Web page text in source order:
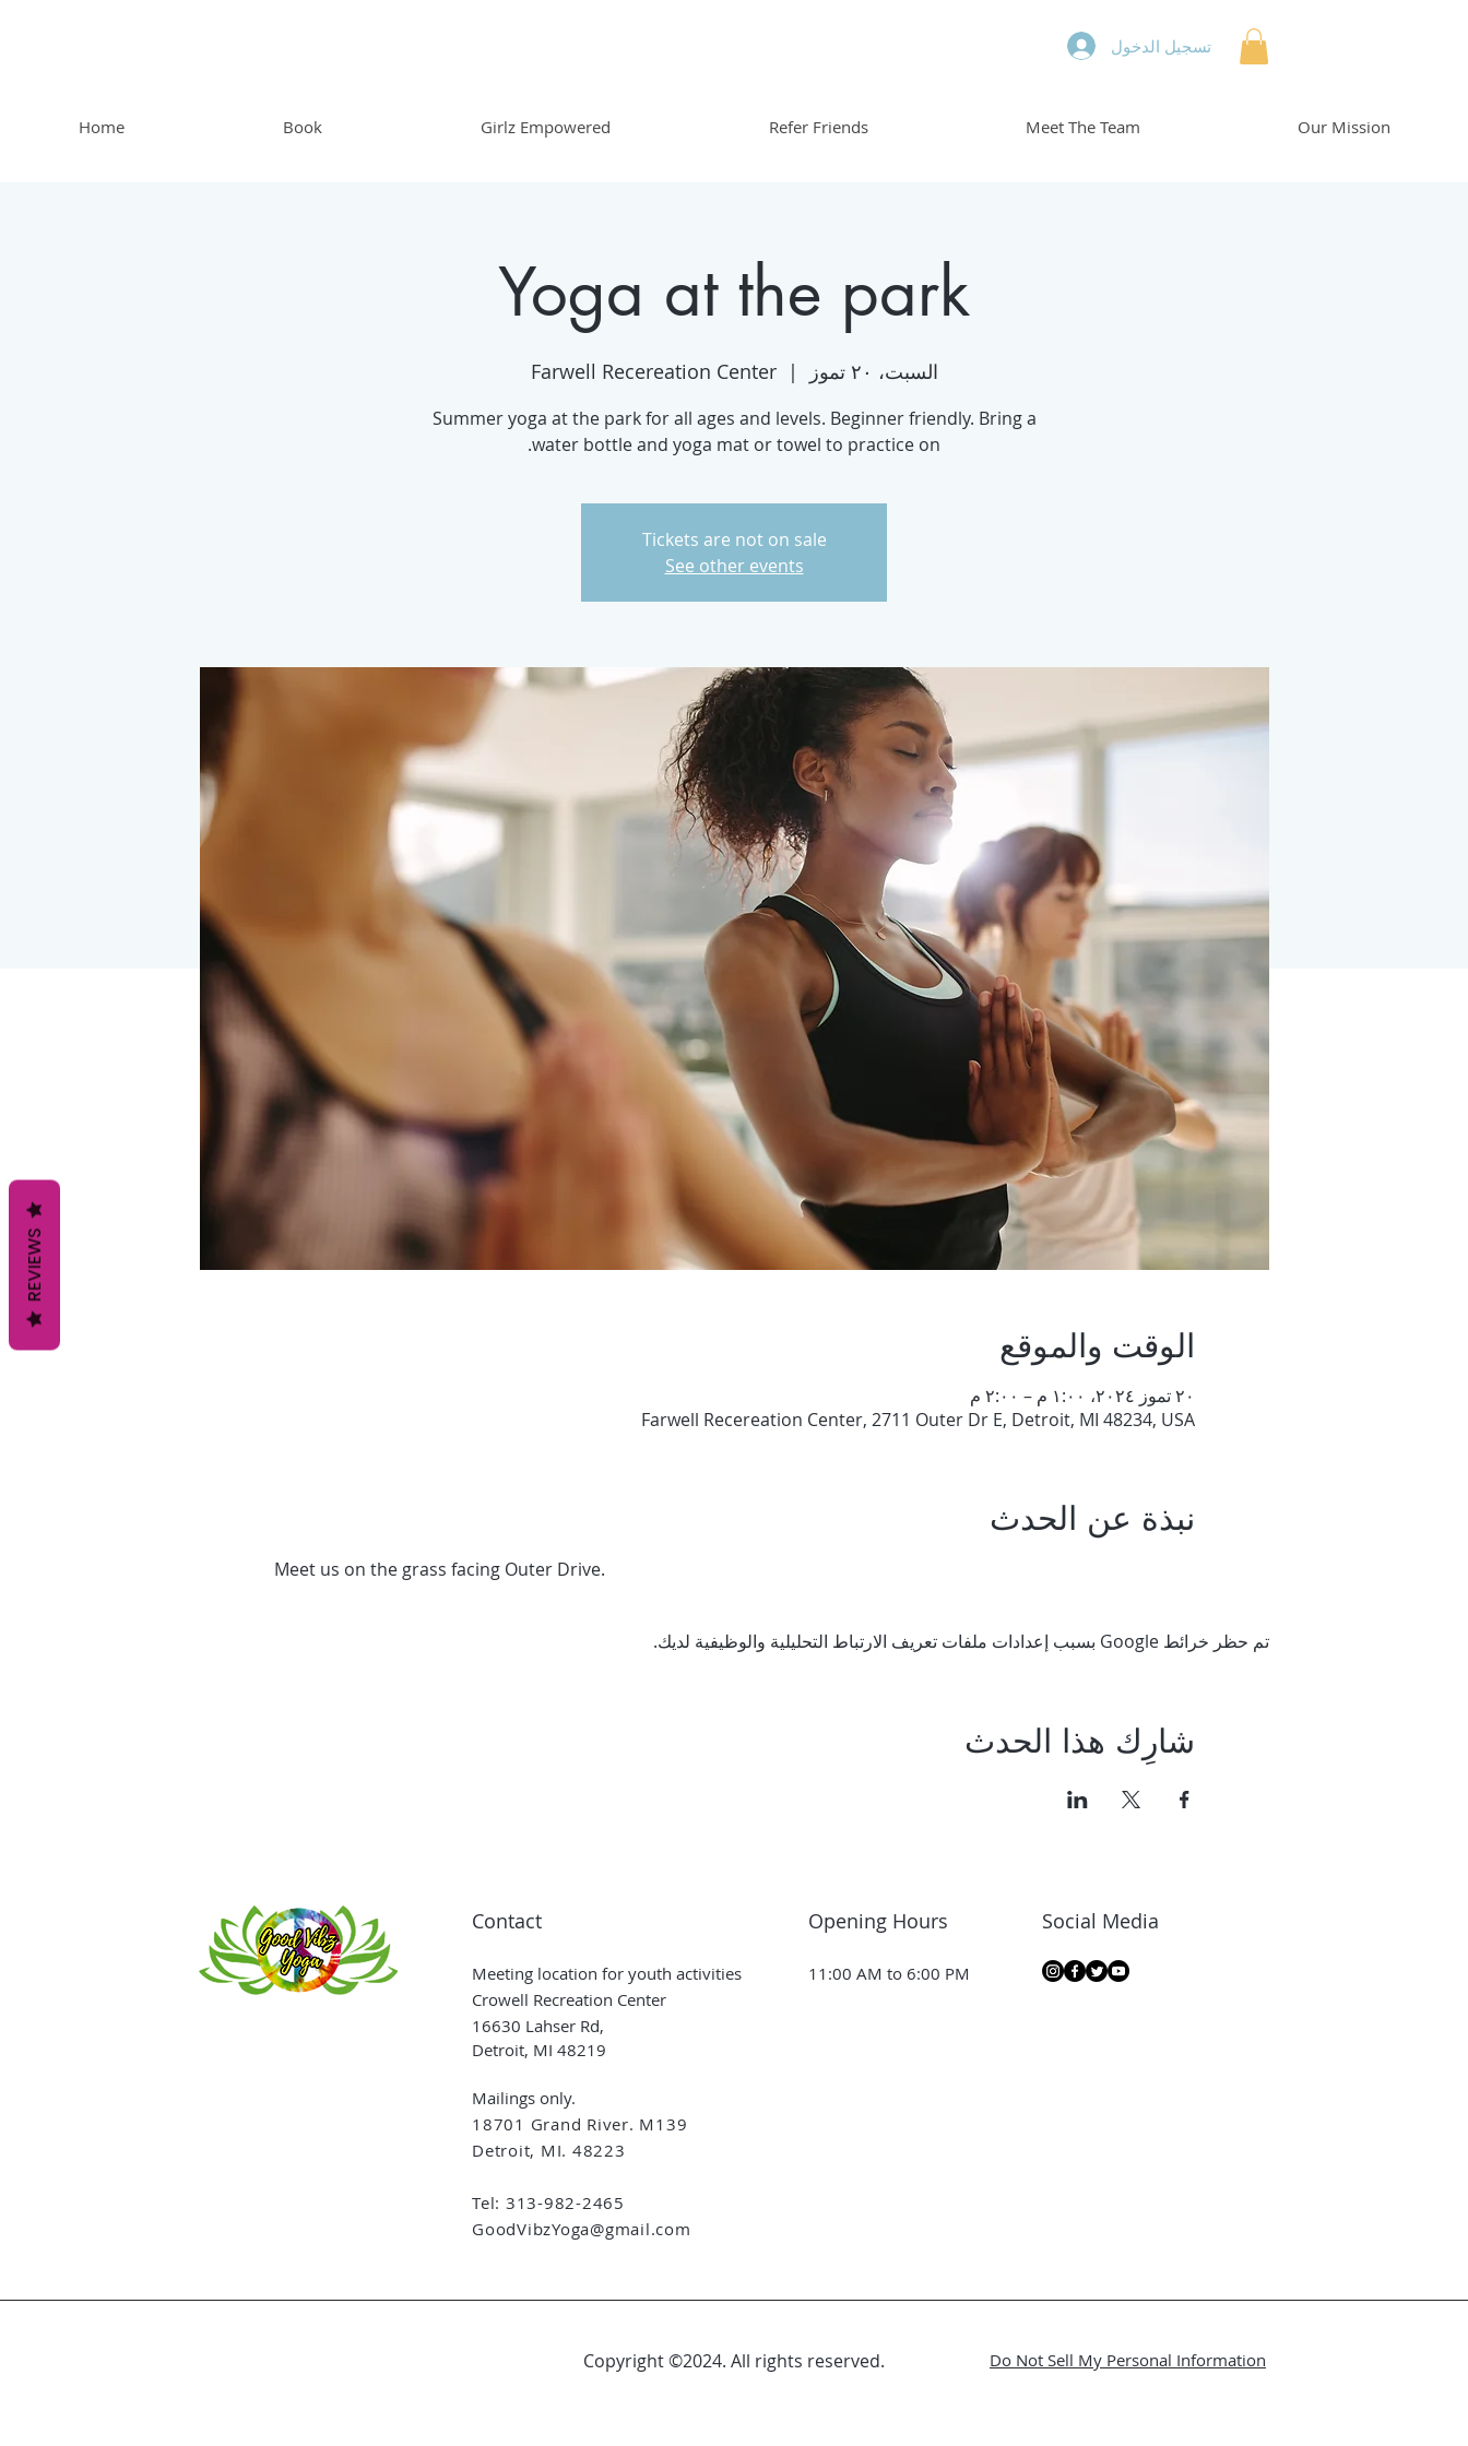
تسجيل الدخول
Home Book Girlz Empowered Refer Friends Meet The Team Our Mission
Yoga at the park
السبت، ٢٠ تموز
  |
Farwell Recereation Center
Summer yoga at the park for all ages and levels. Beginner friendly. Bring a
water bottle and yoga mat or towel to practice on.
Tickets are not on sale
See other events
الوقت والموقع
٢٠ تموز ٢٠٢٤، ١:٠٠ م – ٢:٠٠ م
Farwell Recereation Center, 2711 Outer Dr E, Detroit, MI 48234, USA
نبذة عن الحدث
Meet us on the grass facing Outer Drive.
تم حظر خرائط Google بسبب إعدادات ملفات تعريف الارتباط التحليلية والوظيفية لديك.
شارِك هذا الحدث
Contact
Meeting location for youth activities
Crowell Recreation Center
16630 Lahser Rd,
Detroit, MI 48219
Mailings only.
18701 Grand River. M139
Detroit, MI. 48223
Tel: 313-982-2465
GoodVibzYoga@gmail.com
Opening Hours
11:00 AM to 6:00 PM
Social Media
Copyright ©2024. All rights reserved. Do Not Sell My Personal Information
REVIEWS